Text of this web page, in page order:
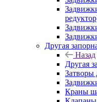
Другая
Назад
Другая
Затворы
Краны